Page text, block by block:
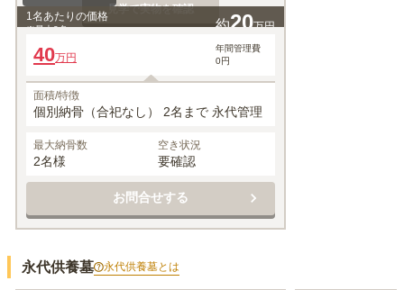
見学で実物を確認
1名あたりの価格
※最大2名 約20万円
40万円
年間管理費
0円
面積/特徴
個別納骨（合祀なし） 2名まで 永代管理
最大納骨数
2名様
空き状況
要確認
お問合せする
永代供養墓 永代供養墓とは